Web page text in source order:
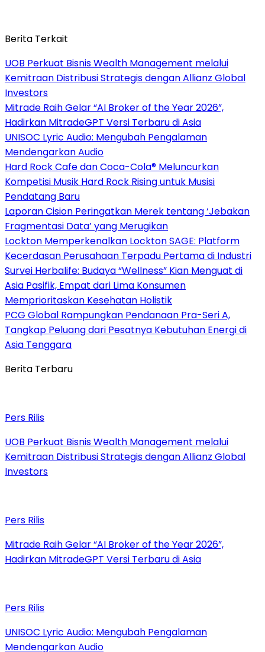
Berita Terkait
UOB Perkuat Bisnis Wealth Management melalui
Kemitraan Distribusi Strategis dengan Allianz Global
Investors
Mitrade Raih Gelar “AI Broker of the Year 2026”,
Hadirkan MitradeGPT Versi Terbaru di Asia
UNISOC Lyric Audio: Mengubah Pengalaman
Mendengarkan Audio
Hard Rock Cafe dan Coca-Cola® Meluncurkan
Kompetisi Musik Hard Rock Rising untuk Musisi
Pendatang Baru
Laporan Cision Peringatkan Merek tentang ‘Jebakan
Fragmentasi Data’ yang Merugikan
Lockton Memperkenalkan Lockton SAGE: Platform
Kecerdasan Perusahaan Terpadu Pertama di Industri
Survei Herbalife: Budaya “Wellness” Kian Menguat di
Asia Pasifik, Empat dari Lima Konsumen
Memprioritaskan Kesehatan Holistik
PCG Global Rampungkan Pendanaan Pra-Seri A,
Tangkap Peluang dari Pesatnya Kebutuhan Energi di
Asia Tenggara
Berita Terbaru
Pers Rilis
UOB Perkuat Bisnis Wealth Management melalui
Kemitraan Distribusi Strategis dengan Allianz Global
Investors
Pers Rilis
Mitrade Raih Gelar “AI Broker of the Year 2026”,
Hadirkan MitradeGPT Versi Terbaru di Asia
Pers Rilis
UNISOC Lyric Audio: Mengubah Pengalaman
Mendengarkan Audio